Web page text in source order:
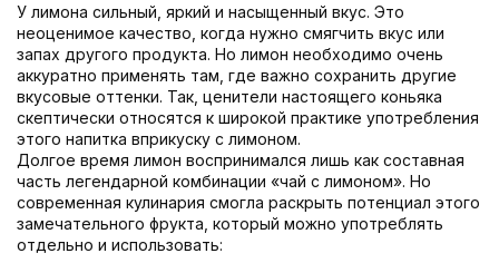
У лимона сильный, яркий и насыщенный вкус. Это
неоценимое качество, когда нужно смягчить вкус или
запах другого продукта. Но лимон необходимо очень
аккуратно применять там, где важно сохранить другие
вкусовые оттенки. Так, ценители настоящего коньяка
скептически относятся к широкой практике употребления
этого напитка вприкуску с лимоном.
Долгое время лимон воспринимался лишь как составная
часть легендарной комбинации «чай с лимоном». Но
современная кулинария смогла раскрыть потенциал этого
замечательного фрукта, который можно употреблять
отдельно и использовать: